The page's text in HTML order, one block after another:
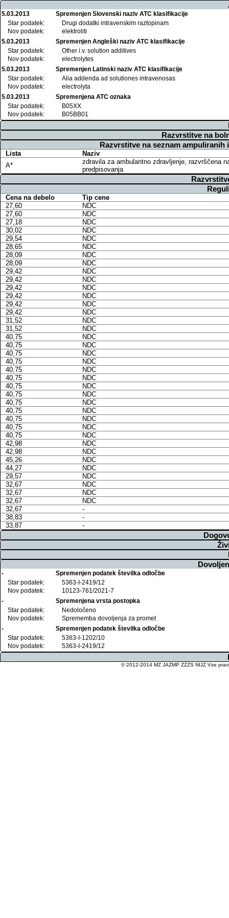
5.03.2013
Spremenjen Slovenski naziv ATC klasifikacije
Star podatek:
Drugi dodatki intravenskim raztopinam
Nov podatek:
elektroliti
5.03.2013
Spremenjen Angleški naziv ATC klasifikacije
Star podatek:
Other i.v. solution additives
Nov podatek:
electrolytes
5.03.2013
Spremenjen Latinski naziv ATC klasifikacije
Star podatek:
Alia addenda ad solutiones intravenosas
Nov podatek:
electrolyta
5.03.2013
Spremenjena ATC oznaka
Star podatek:
B05XX
Nov podatek:
B05BB01
Razvrstitve na
Razvrstitve na seznam
Lista
Naziv
A*
zdravila za ambulantno zdravljenje, razvrščena
predpisovanja
Cena na debelo
Tip cene
27,60
NDC
27,60
NDC
27,18
NDC
30,02
NDC
29,54
NDC
28,65
NDC
28,09
NDC
28,09
NDC
29,42
NDC
29,42
NDC
29,42
NDC
29,42
NDC
29,42
NDC
29,42
NDC
31,52
NDC
31,52
NDC
40,75
NDC
40,75
NDC
40,75
NDC
40,75
NDC
40,75
NDC
40,75
NDC
40,75
NDC
40,75
NDC
40,75
NDC
40,75
NDC
40,75
NDC
40,75
NDC
40,75
NDC
42,98
NDC
42,98
NDC
45,26
NDC
44,27
NDC
29,57
NDC
32,67
NDC
32,67
NDC
32,67
NDC
32,67
-
38,83
-
33,87
-
-
Spremenjen podatek številka odločbe
Star podatek:
5363-I-2419/12
Nov podatek:
10123-761/2021-7
-
Spremenjena vrsta postopka
Star podatek:
Nedoločeno
Nov podatek:
Sprememba dovoljenja za promet
-
Spremenjen podatek številka odločbe
Star podatek:
5363-I-1202/10
Nov podatek:
5363-I-2419/12
© 2012-2014 MZ JAZMP ZZZS NIJZ Vse